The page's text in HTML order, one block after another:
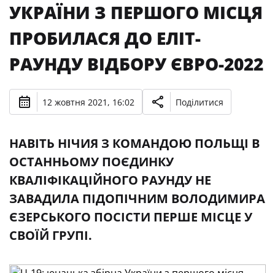
УКРАЇНИ З ПЕРШОГО МІСЦЯ
ПРОБИЛАСЯ ДО ЕЛІТ-
РАУНДУ ВІДБОРУ ЄВРО-2022
12 жовтня 2021, 16:02 Поділитися
НАВІТЬ НІЧИЯ З КОМАНДОЮ ПОЛЬЩІ В
ОСТАННЬОМУ ПОЄДИНКУ
КВАЛІФІКАЦІЙНОГО РАУНДУ НЕ
ЗАВАДИЛА ПІДОПІЧНИМ ВОЛОДИМИРА
ЄЗЕРСЬКОГО ПОСІСТИ ПЕРШЕ МІСЦЕ У
СВОЇЙ ГРУПІ.